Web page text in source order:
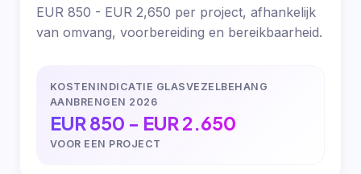
EUR 850 - EUR 2,650 per project, afhankelijk
van omvang, voorbereiding en bereikbaarheid.
KOSTENINDICATIE GLASVEZELBEHANG
AANBRENGEN 2026
EUR 850 - EUR 2.650
VOOR EEN PROJECT